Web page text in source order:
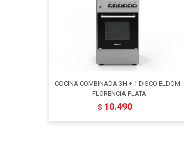
COCINA COMBINADA 3H + 1 DISCO ELDOM
- FLORENCIA PLATA
$ 10.490